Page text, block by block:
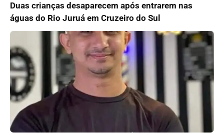
Duas crianças desaparecem após entrarem nas
águas do Rio Juruá em Cruzeiro do Sul